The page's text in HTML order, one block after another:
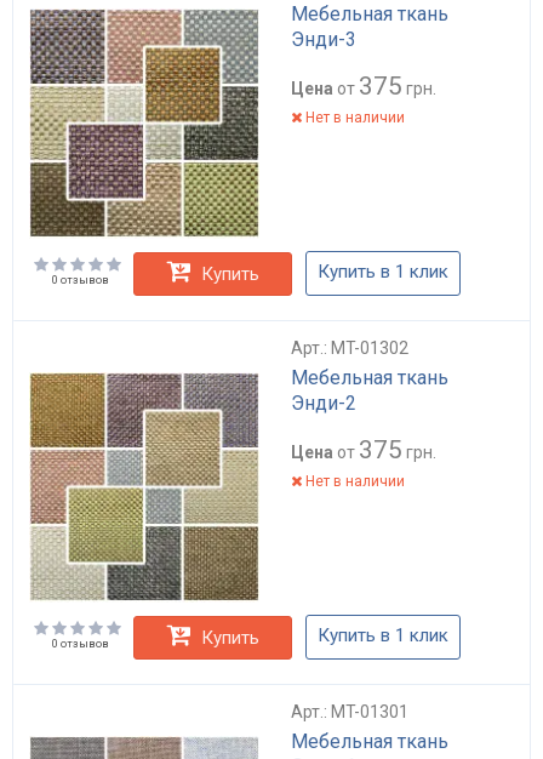
Мебельная ткань
Энди-3
Цена от 375 грн.
Нет в наличии
0 отзывов Купить Купить в 1 клик
Арт.: MT-01302
Мебельная ткань
Энди-2
Цена от 375 грн.
Нет в наличии
0 отзывов Купить Купить в 1 клик
Арт.: MT-01301
Мебельная ткань